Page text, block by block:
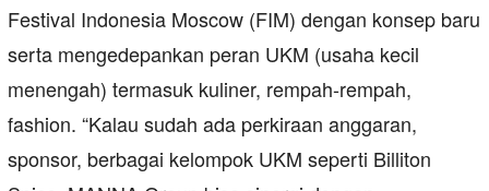
Festival Indonesia Moscow (FIM) dengan konsep baru
serta mengedepankan peran UKM (usaha kecil
menengah) termasuk kuliner, rempah-rempah,
fashion. “Kalau sudah ada perkiraan anggaran,
sponsor, berbagai kelompok UKM seperti Billiton